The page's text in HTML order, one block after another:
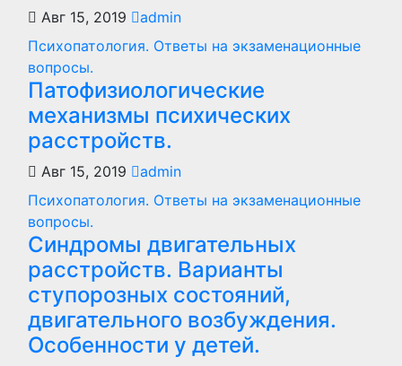
Авг 15, 2019
admin
Психопатология. Ответы на экзаменационные
вопросы.
Патофизиологические
механизмы психических
расстройств.
Авг 15, 2019
admin
Психопатология. Ответы на экзаменационные
вопросы.
Синдромы двигательных
расстройств. Варианты
ступорозных состояний,
двигательного возбуждения.
Особенности у детей.